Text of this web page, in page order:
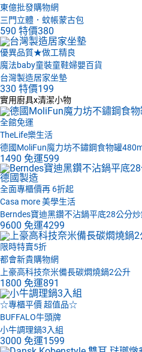
東億批發購物網
三門立體．蚊帳蒙古包
590 特價380
優異品質★做工精良
魔法baby童裝童鞋婦嬰百貨
台灣製造居家坐墊
330 特價199
實用廚具x清潔小物
全館免運
TheLife樂生活
德國MoliFun魔力坊不鏽鋼食物罐
1490 免運599
全面專櫃價再 6折起
Casa more 美學生活
Berndes寶迪黑鑽不沾鍋平底28公分
9600 免運4299
限時特賣5折
都會新貴購物網
上豪高科技奈米備長碳燜燒鍋2公升
1800 免運891
☆專櫃平價 超值品☆
BUFFALO牛頭牌
小牛調理鍋3入組
3000 免運1599